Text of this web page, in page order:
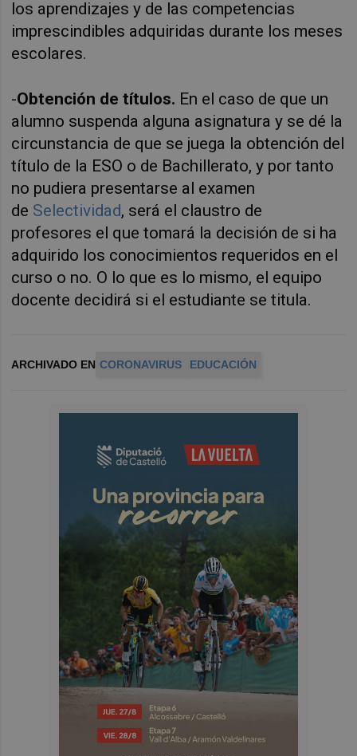
los aprendizajes y de las competencias
imprescindibles adquiridas durante los meses
escolares.
-Obtención de títulos. En el caso de que un
alumno suspenda alguna asignatura y se dé la
circunstancia de que se juega la obtención del
título de la ESO o de Bachillerato, y por tanto
no pudiera presentarse al examen
de Selectividad, será el claustro de
profesores el que tomará la decisión de si ha
adquirido los conocimientos requeridos en el
curso o no. O lo que es lo mismo, el equipo
docente decidirá si el estudiante se titula.
ARCHIVADO EN CORONAVIRUS EDUCACIÓN